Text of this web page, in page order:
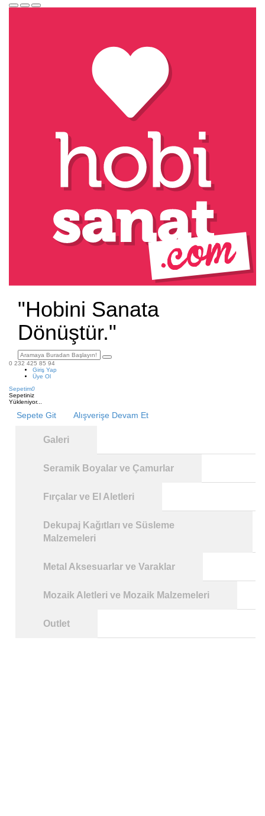
"Hobini Sanata
Dönüştür."
0 232 425 85 94
Giriş Yap
Üye Ol
Sepetim0
Sepetiniz
Yükleniyor...
Sepete Git Alışverişe Devam Et
Galeri
Seramik Boyalar ve Çamurlar
Fırçalar ve El Aletleri
Dekupaj Kağıtları ve Süsleme
Malzemeleri
Metal Aksesuarlar ve Varaklar
Mozaik Aletleri ve Mozaik Malzemeleri
Outlet